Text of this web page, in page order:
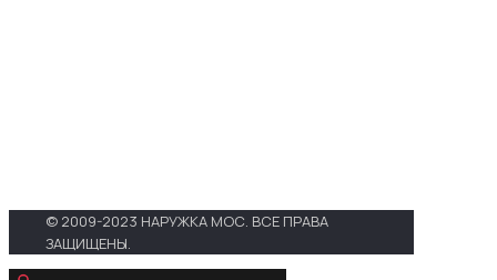
© 2009-2023 НАРУЖКА МОС. ВСЕ ПРАВА
ЗАЩИЩЕНЫ.